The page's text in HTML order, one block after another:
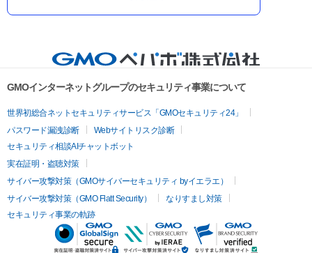
GMOインターネットグループのセキュリティ事業について
世界初総合ネットセキュリティサービス「GMOセキュリティ24」
パスワード漏洩診断
Webサイトリスク診断
セキュリティ相談AIチャットボット
実在証明・盗聴対策
サイバー攻撃対策（GMOサイバーセキュリティ byイエラエ）
サイバー攻撃対策（GMO Flatt Security）
なりすまし対策
セキュリティ事業の軌跡